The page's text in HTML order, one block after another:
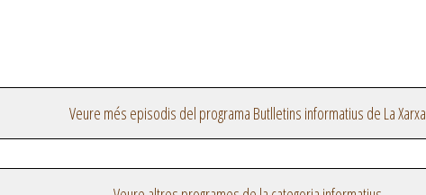
Veure més episodis del programa Butlletins informatius de La Xarxa